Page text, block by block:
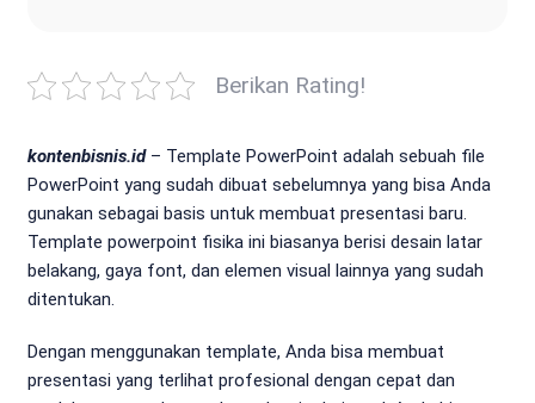
Berikan Rating!
kontenbisnis.id– Template PowerPoint adalah sebuah file
PowerPoint yang sudah dibuat sebelumnya yang bisa Anda
gunakan sebagai basis untuk membuat presentasi baru.
Template powerpoint fisika ini biasanya berisi desain latar
belakang, gaya font, dan elemen visual lainnya yang sudah
ditentukan.
Dengan menggunakan template, Anda bisa membuat
presentasi yang terlihat profesional dengan cepat dan